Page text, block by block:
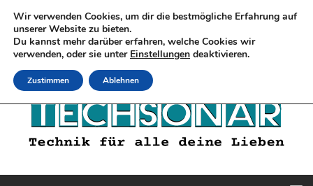
Wir verwenden Cookies, um dir die bestmögliche Erfahrung auf
unserer Website zu bieten.
Du kannst mehr darüber erfahren, welche Cookies wir
verwenden, oder sie unter Einstellungen deaktivieren.
Zustimmen Ablehnen